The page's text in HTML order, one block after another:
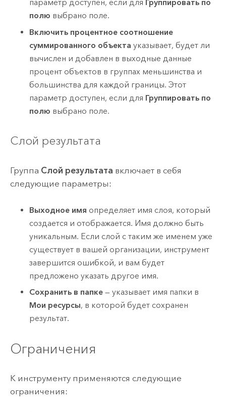
параметр доступен, если для Группировать по
полю выбрано поле.
Включить процентное соотношение
суммированного объекта указывает, будет ли
вычислен и добавлен в выходные данные
процент объектов в группах меньшинства и
большинства для каждой границы. Этот
параметр доступен, если для Группировать по
полю выбрано поле.
Слой результата
Группа Слой результата включает в себя
следующие параметры:
Выходное имя определяет имя слоя, который
создается и отображается. Имя должно быть
уникальным. Если слой с таким же именем уже
существует в вашей организации, инструмент
завершится ошибкой, и вам будет
предложено указать другое имя.
Сохранить в папке — указывает имя папки в
Мои ресурсы, в которой будет сохранен
результат.
Ограничения
К инструменту применяются следующие
ограничения: